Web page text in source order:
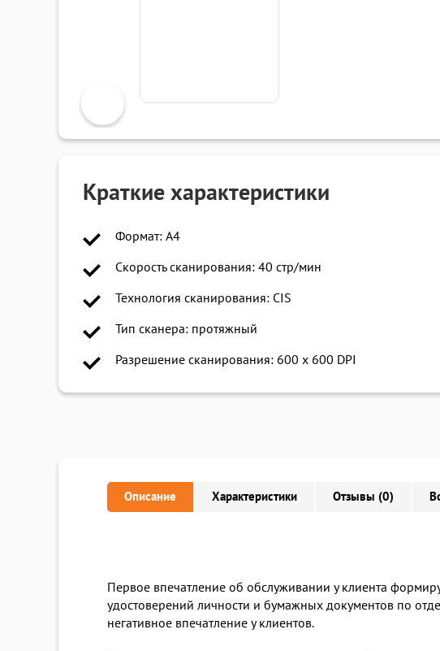
Краткие характеристики
Формат: A4
Скорость сканирования: 40 стр/мин
Технология сканирования: CIS
Тип сканера: протяжный
Разрешение сканирования: 600 x 600 DPI
Описание Характеристики Отзывы (0)
Первое впечатление об обслуживании у клиента
удостоверений личности и бумажных документов по
негативное впечатление у клиентов.